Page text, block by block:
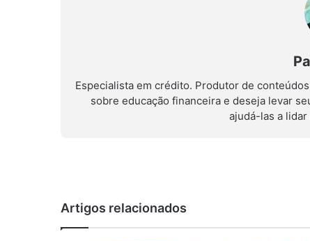
Especialista em crédito. Produtor de
sobre educação financeira e deseja levar
ajudá-las a
Artigos relacionados